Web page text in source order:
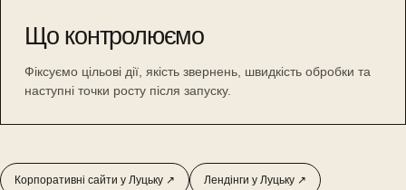
Що контролюємо
Фіксуємо цільові дії, якість звернень, швидкість обробки та
наступні точки росту після запуску.
Корпоративні сайти у Луцьку ↗ Лендінги у Луцьку ↗